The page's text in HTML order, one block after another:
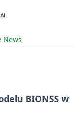
News
BIONSS w